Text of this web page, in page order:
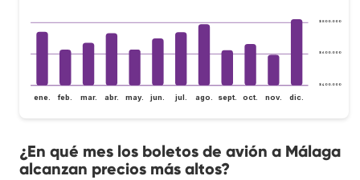
$ 400.000
$ 600.000
$ 800.000
ene. feb. mar. abr. may. jun. jul. ago. sept. oct. nov. dic.
¿En qué mes los boletos de avión a Málaga
alcanzan precios más altos?